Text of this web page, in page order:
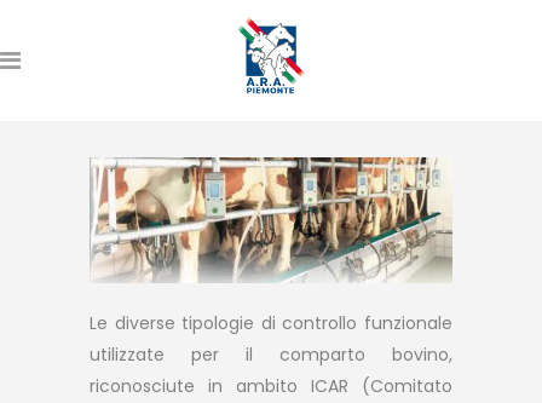
Le diverse tipologie di controllo funzionale
utilizzate per il comparto bovino,
riconosciute in ambito ICAR (Comitato